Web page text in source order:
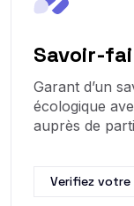
Savoir-
Garant d’un
écologique
auprès de
Verifiez votre